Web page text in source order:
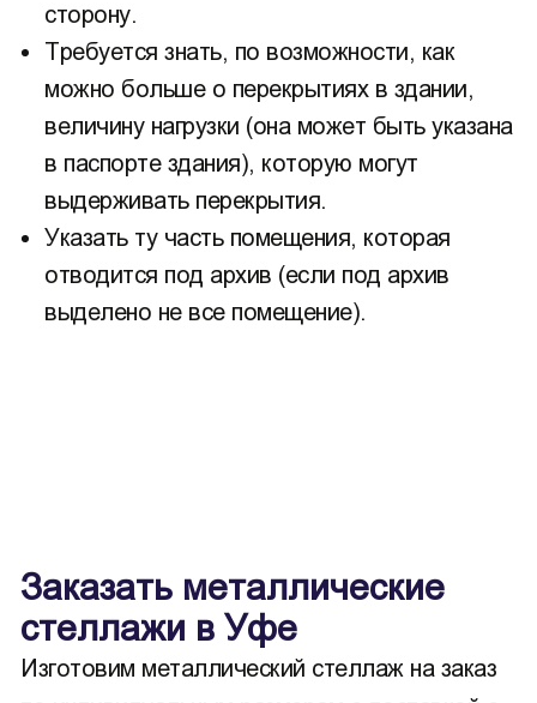
сторону.
Требуется знать, по возможности, как
можно больше о перекрытиях в здании,
величину нагрузки (она может быть указана
в паспорте здания), которую могут
выдерживать перекрытия.
Указать ту часть помещения, которая
отводится под архив (если под архив
выделено не все помещение).
Заказать металлические
стеллажи в Уфе
Изготовим металлический стеллаж на заказ